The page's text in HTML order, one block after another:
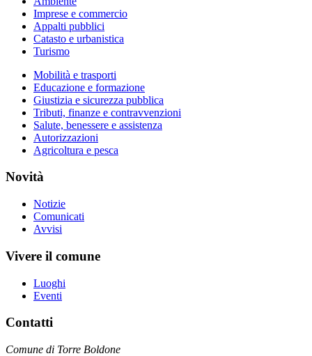
Imprese e commercio
Appalti pubblici
Catasto e urbanistica
Turismo
Mobilità e trasporti
Educazione e formazione
Giustizia e sicurezza pubblica
Tributi, finanze e contravvenzioni
Salute, benessere e assistenza
Autorizzazioni
Agricoltura e pesca
Novità
Notizie
Comunicati
Avvisi
Vivere il comune
Luoghi
Eventi
Contatti
Comune di Torre Boldone